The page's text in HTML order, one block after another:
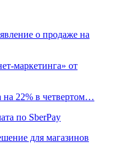
о продаже на
маркетинга» от
на 22% в четвертом…
по SberPay
для магазинов